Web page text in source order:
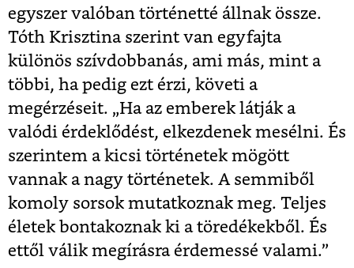
egyszer valóban történetté állnak össze.
Tóth Krisztina szerint van egyfajta
különös szívdobbanás, ami más, mint a
többi, ha pedig ezt érzi, követi a
megérzéseit. „Ha az emberek látják a
valódi érdeklődést, elkezdenek mesélni. És
szerintem a kicsi történetek mögött
vannak a nagy történetek. A semmiből
komoly sorsok mutatkoznak meg. Teljes
életek bontakoznak ki a töredékekből. És
ettől válik megírásra érdemessé valami.”